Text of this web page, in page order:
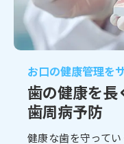
お口の健康管理を
歯の健康を長
歯周病予防
健康な歯を守って